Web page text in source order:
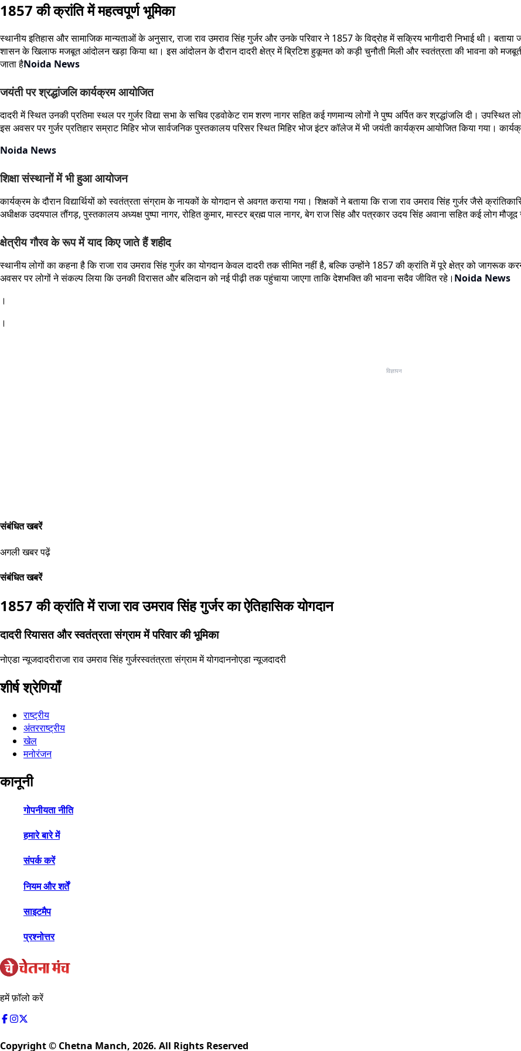
1857 की क्रांति में महत्वपूर्ण भूमिका
स्थानीय इतिहास और सामाजिक मान्यताओं के अनुसार, राजा राव उमराव सिंह गुर्जर और उनके परिवार ने 1857 के विद्रोह में सक्रिय भागीदारी निभाई थी।
शासन के खिलाफ मजबूत आंदोलन खड़ा किया था। इस आंदोलन के दौरान दादरी क्षेत्र में ब्रिटिश हुकूमत को कड़ी चुनौती मिली और स्वतंत्रता की भावना को
जाता हैNoida News
जयंती पर श्रद्धांजलि कार्यक्रम आयोजित
दादरी में स्थित उनकी प्रतिमा स्थल पर गुर्जर विद्या सभा के सचिव एडवोकेट राम शरण नागर सहित कई गणमान्य लोगों ने पुष्प अर्पित कर श्रद्धांजलि दी।
इस अवसर पर गुर्जर प्रतिहार सम्राट मिहिर भोज सार्वजनिक पुस्तकालय परिसर स्थित मिहिर भोज इंटर कॉलेज में भी जयंती कार्यक्रम आयोजित किया गया।
Noida News
शिक्षा संस्थानों में भी हुआ आयोजन
कार्यक्रम के दौरान विद्यार्थियों को स्वतंत्रता संग्राम के नायकों के योगदान से अवगत कराया गया। शिक्षकों ने बताया कि राजा राव उमराव सिंह गुर्जर जैसे
अधीक्षक उदयपाल तौंगड़, पुस्तकालय अध्यक्ष पुष्पा नागर, रोहित कुमार, मास्टर ब्रह्म पाल नागर, बेग राज सिंह और पत्रकार उदय सिंह अवाना सहित कई लोग मौजूद
क्षेत्रीय गौरव के रूप में याद किए जाते हैं शहीद
स्थानीय लोगों का कहना है कि राजा राव उमराव सिंह गुर्जर का योगदान केवल दादरी तक सीमित नहीं है, बल्कि उन्होंने 1857 की क्रांति में पूरे क्षेत्र को
अवसर पर लोगों ने संकल्प लिया कि उनकी विरासत और बलिदान को नई पीढ़ी तक पहुंचाया जाएगा ताकि देशभक्ति की भावना सदैव जीवित रहे। Noida News
।
।
विज्ञापन
संबंधित खबरें
अगली खबर पढ़ें
संबंधित खबरें
1857 की क्रांति में राजा राव उमराव सिंह गुर्जर का ऐतिहासिक योगदान
दादरी रियासत और स्वतंत्रता संग्राम में परिवार की भूमिका
नोएडा न्यूजदादरीराजा राव उमराव सिंह गुर्जरस्वतंत्रता संग्राम में योगदाननोएडा न्यूजदादरी
शीर्ष श्रेणियाँ
राष्ट्रीय
अंतरराष्ट्रीय
खेल
मनोरंजन
कानूनी
गोपनीयता नीति
हमारे बारे में
संपर्क करें
नियम और शर्तें
साइटमैप
प्रश्नोत्तर
हमें फ़ॉलो करें
Copyright © Chetna Manch, 2026. All Rights Reserved